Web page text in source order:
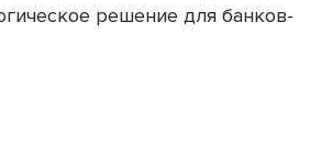
решение для банков-